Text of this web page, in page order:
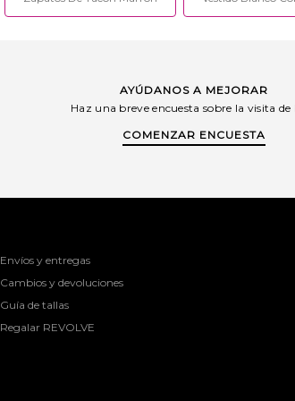
AYÚDANOS A MEJORAR
Haz una breve encuesta sobre la visita de
COMENZAR ENCUESTA
Envíos y entregas
Cambios y devoluciones
Guía de tallas
Regalar REVOLVE